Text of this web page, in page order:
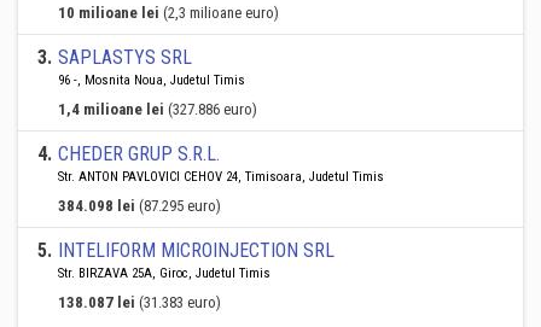
10 milioane lei (2,3 milioane euro)
3. SAPLASTYS SRL
96 -, Mosnita Noua, Judetul Timis
1,4 milioane lei (327.886 euro)
4. CHEDER GRUP S.R.L.
Str. ANTON PAVLOVICI CEHOV 24, Timisoara, Judetul Timis
384.098 lei (87.295 euro)
5. INTELIFORM MICROINJECTION SRL
Str. BIRZAVA 25A, Giroc, Judetul Timis
138.087 lei (31.383 euro)